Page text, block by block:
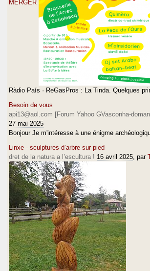
l'entente occitano-aragonaise (car
> sait si le Limousin et la Provence
pays chers à l'Aragon), ils
> entonnèrent le "Se Canta" en
languedocienne et que le public ne
> parvint pas à reprendre ce
en dépit des appels des musiciens
> dans ce sens.
>
> J'ai d'autres anecdotes sordides
Ca vous dit mon compte-rendu
> d'obsèques dans un petit village
lors desquelles, hormis un groupe
> de personnes âgées qui font la
enterrements dans ce but, j'étais
> le seul à savoir chanter Bona
Diu car le curé avait distribué un
> prospectus dans une graphie
>
>
>
>
>
MERGER
Ràdio País · ReGasPros : La Tinda. Quelques
Besoin de vous
api13@aol.com [Forum Yahoo GVasconha-
27 mai 2025
Bonjour Je m'intéresse à une énigme
Linxe - sculptures d’arbre sur pied
dret de la natura a l’escultura ! 16 avril 2025 , par